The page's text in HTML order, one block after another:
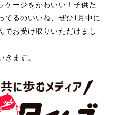
ケージをかわいい！子供た
てるのいいね、ぜひ 1 月中に
でお受け取りいただけまし
きます。